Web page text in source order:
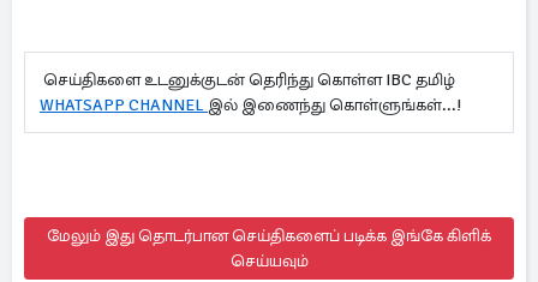
செய்திகளை உடனுக்குடன் தெரிந்து கொள்ள IBC தமிழ்
WHATSAPP CHANNEL இல் இணைந்து கொள்ளுங்கள்...!
மேலும் இது தொடர்பான செய்திகளைப் படிக்க இங்கே கிளிக்
செய்யவும்